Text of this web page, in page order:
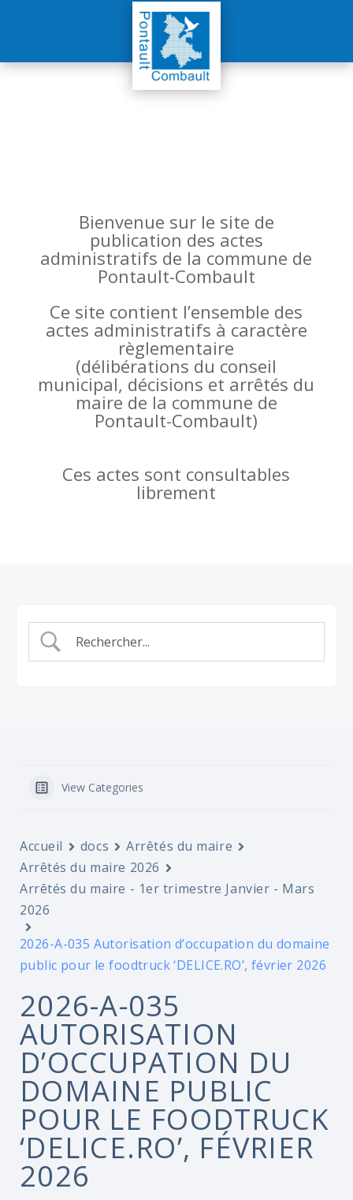
Bienvenue sur le site de
publication des actes
administratifs de la commune de
Pontault-Combault
Ce site contient l’ensemble des
actes administratifs à caractère
règlementaire
(délibérations du conseil
municipal, décisions et arrêtés du
maire de la commune de
Pontault-Combault)
Ces actes sont consultables
librement
View Categories
Accueil docs
Arrêtés du maire
Arrêtés du maire 2026
Arrêtés du maire - 1er trimestre Janvier - Mars
2026
2026-A-035 Autorisation d’occupation du domaine
public pour le foodtruck ‘DELICE.RO’, février 2026
2026-A-035
AUTORISATION
D’OCCUPATION DU
DOMAINE PUBLIC
POUR LE FOODTRUCK
‘DELICE.RO’, FÉVRIER
2026